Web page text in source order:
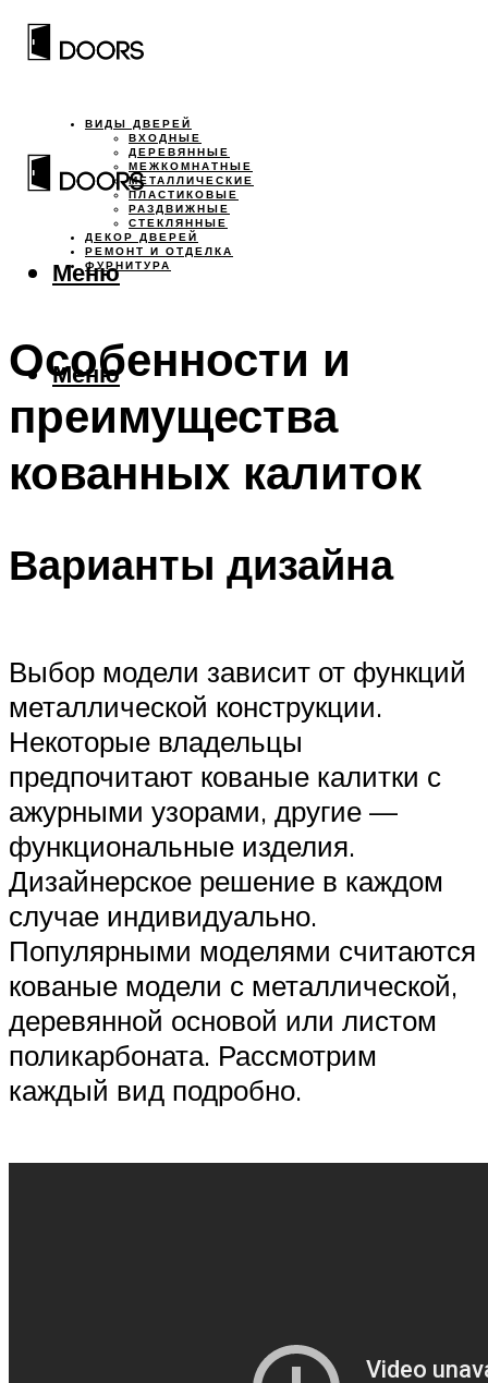
ВИДЫ ДВЕРЕЙ
ВХОДНЫЕ
ДЕРЕВЯННЫЕ
МЕЖКОМНАТНЫЕ
МЕТАЛЛИЧЕСКИЕ
ПЛАСТИКОВЫЕ
РАЗДВИЖНЫЕ
СТЕКЛЯННЫЕ
ДЕКОР ДВЕРЕЙ
РЕМОНТ И ОТДЕЛКА
ФУРНИТУРА
Меню
Меню
Особенности и
преимущества
кованных калиток
Варианты дизайна
Выбор модели зависит от функций
металлической конструкции.
Некоторые владельцы
предпочитают кованые калитки с
ажурными узорами, другие —
функциональные изделия.
Дизайнерское решение в каждом
случае индивидуально.
Популярными моделями считаются
кованые модели с металлической,
деревянной основой или листом
поликарбоната. Рассмотрим
каждый вид подробно.